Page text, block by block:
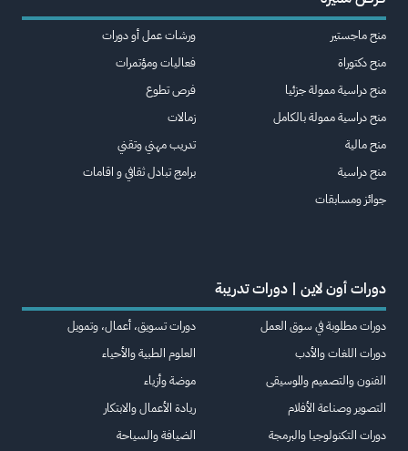
منح ماجستير
منح دكتوراة
منح دراسية ممولة جزئيا
منح دراسية ممولة بالكامل
منح مالية
منح دراسية
جوائز ومسابقات
ورشات عمل أو دورات
فعاليات ومؤتمرات
فرص تطوع
زمالات
تدريب مهني وتقني
برامج تبادل ثقافي و اقامات
دورات أون لاين | دورات تدريبة
دورات مطلوبة في سوق العمل
دورات اللغات والأدب
الفنون والتصميم والموسيقى
التصوير وصناعة الأفلام
دورات التكنولوجيا والبرمجة
دورات تسويق، أعمال، وتمويل
العلوم الطبية والأحياء
موضة وأزياء
ريادة الأعمال والابتكار
الضيافة والسياحة